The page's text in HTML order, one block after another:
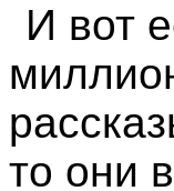
И вот
то они